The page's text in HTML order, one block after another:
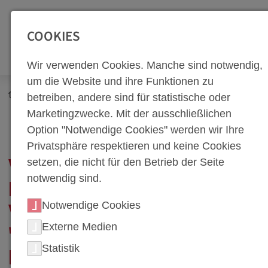
Zur Top Navigation springen [Alt+1]Zur Hauptnavigation
Newsroom
Neuigkeiten
weba Werkzeugbau im Finale des Wettbewerbs "Excellence
in Production"
WEBA WERKZEUGBAU
IM FINALE DES
WETTBEWERBS
"EXCELLENCE IN
PRODUCTION"
COOKIES
Wir verwenden Cookies. Manche sind notwendig,
um die Website und ihre Funktionen zu
betreiben, andere sind für statistische oder
Marketingzwecke. Mit der ausschließlichen
Option "Notwendige Cookies" werden wir Ihre
Privatsphäre respektieren und keine Cookies
setzen, die nicht für den Betrieb der Seite
notwendig sind.
Notwendige Cookies
Externe Medien
Statistik